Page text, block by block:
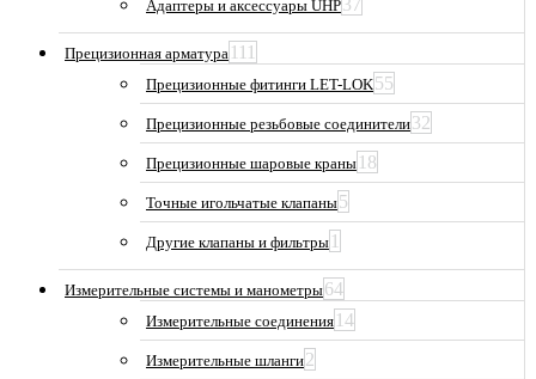
Адаптеры и аксессуары UHP37
Прецизионная арматура 111
Прецизионные фитинги LET-LOK55
Прецизионные резьбовые соединители32
Прецизионные шаровые краны 18
Точные игольчатые клапаны5
Другие клапаны и фильтры 1
Измерительные системы и манометры64
Измерительные соединения 14
Измерительные шланги2